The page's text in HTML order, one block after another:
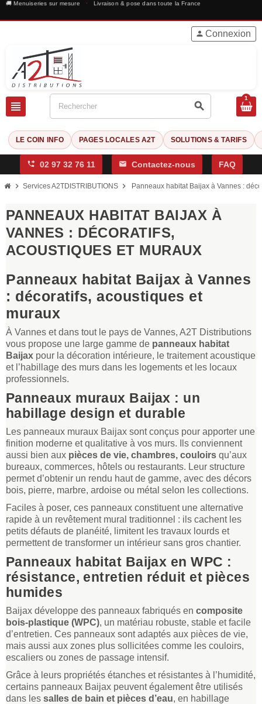
🚚 Menuiseries sur mesure · Livraison & pose dans toute la France
view_headline search
person Connexion
1
LE COIN INFO PAGES LOCALES A2T SOLUTIONS & TARIFS
phone_forwarded 02 97 32 76 11 mail Contactez-nous FAQ
chevron_right Services A2TDISTRIBUTIONS chevron_right Panneaux habitat Baijax à Vannes :
PANNEAUX HABITAT BAIJAX À
VANNES : DÉCORATIFS,
ACOUSTIQUES ET MURAUX
Panneaux habitat Baijax à Vannes
: décoratifs, acoustiques et
muraux
À Vannes et dans tout le pays de Vannes, A2T Distributions
vous propose une large gamme de panneaux habitat
Baijax pour la décoration intérieure, le traitement acoustique
et l’habillage des murs dans les logements et les locaux
professionnels.
Panneaux muraux Baijax : un
habillage design et durable
Les panneaux muraux Baijax sont conçus pour apporter une
finition moderne et qualitative à vos murs. Ils conviennent
aussi bien aux pièces de vie, chambres, couloirs qu’aux
bureaux, commerces, hôtels ou restaurants. Leur structure
permet d’obtenir un rendu haut de gamme, avec des décors
bois, pierre, marbre, ardoise ou métal selon les collections.
Faciles à poser, ces panneaux constituent une alternative
rapide à un revêtement mural traditionnel : ils cachent les
petits défauts de planéité, limitent les travaux lourds et
permettent de transformer un intérieur sans gros chantier.
Panneaux habitat Baijax en WPC :
résistance, entretien réduit et pièces
humides
Baijax développe des panneaux fabriqués en composite
bois-plastique (WPC), un matériau robuste, stable et facile
d’entretien. Ces panneaux sont adaptés aux pièces de vie,
mais aussi aux zones plus sollicitées comme les couloirs,
escaliers ou zones de passage intensif.
Grâce à leurs propriétés étanches et résistantes à l’humidité,
certains panneaux Baijax peuvent également être utilisés
dans les salles de bain et pièces d’eau, en habillage